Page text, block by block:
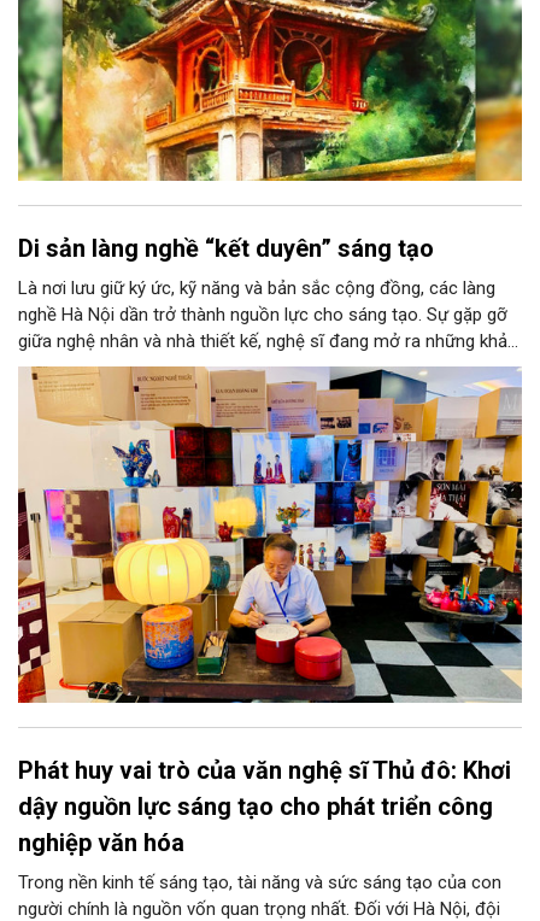
Di sản làng nghề “kết duyên” sáng tạo
Là nơi lưu giữ ký ức, kỹ năng và bản sắc cộng đồng, các làng
nghề Hà Nội dần trở thành nguồn lực cho sáng tạo. Sự gặp gỡ
giữa nghệ nhân và nhà thiết kế, nghệ sĩ đang mở ra những khả
năng phát triển mới cho thủ công đương đại trên nền tảng di
sản. Từ những cuộc “kết duyên” đầy cảm hứng ấy, Hà Nội đang
khơi thông mạch ngầm của hệ sinh thái thủ công, biến vốn cổ
thành động lực bền vững cho tương lai.
Phát huy vai trò của văn nghệ sĩ Thủ đô: Khơi
dậy nguồn lực sáng tạo cho phát triển công
nghiệp văn hóa
Trong nền kinh tế sáng tạo, tài năng và sức sáng tạo của con
người chính là nguồn vốn quan trọng nhất. Đối với Hà Nội, đội